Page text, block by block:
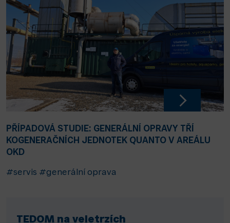
PŘÍPADOVÁ STUDIE: GENERÁLNÍ OPRAVY TŘÍ
KOGENERAČNÍCH JEDNOTEK QUANTO V AREÁLU
OKD
#servis #generální oprava
TEDOM na veletrzích